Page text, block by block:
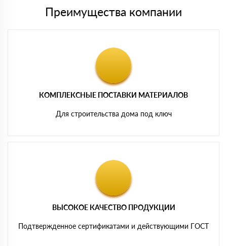
Преимущества компании
КОМПЛЕКСНЫЕ ПОСТАВКИ МАТЕРИАЛОВ
Для строительства дома под ключ
ВЫСОКОЕ КАЧЕСТВО ПРОДУКЦИИ
Подтвержденное сертификатами и действующими ГОСТ